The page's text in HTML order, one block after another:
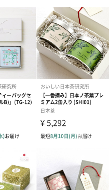
提案します。
み使用しているので、安心し
々なアイディア料理にお使い
ゼントしてみてはいかがでし